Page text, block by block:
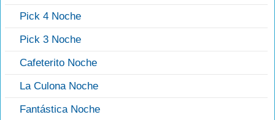
Pick 4 Noche
Pick 3 Noche
Cafeterito Noche
La Culona Noche
Fantástica Noche